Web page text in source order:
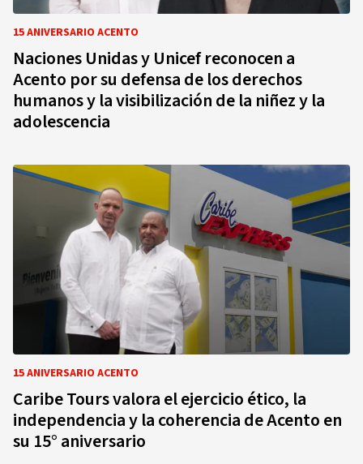
15 ANIVERSARIO ACENTO
Naciones Unidas y Unicef reconocen a
Acento por su defensa de los derechos
humanos y la visibilización de la niñez y la
adolescencia
15 ANIVERSARIO ACENTO
Caribe Tours valora el ejercicio ético, la
independencia y la coherencia de Acento en
su 15° aniversario